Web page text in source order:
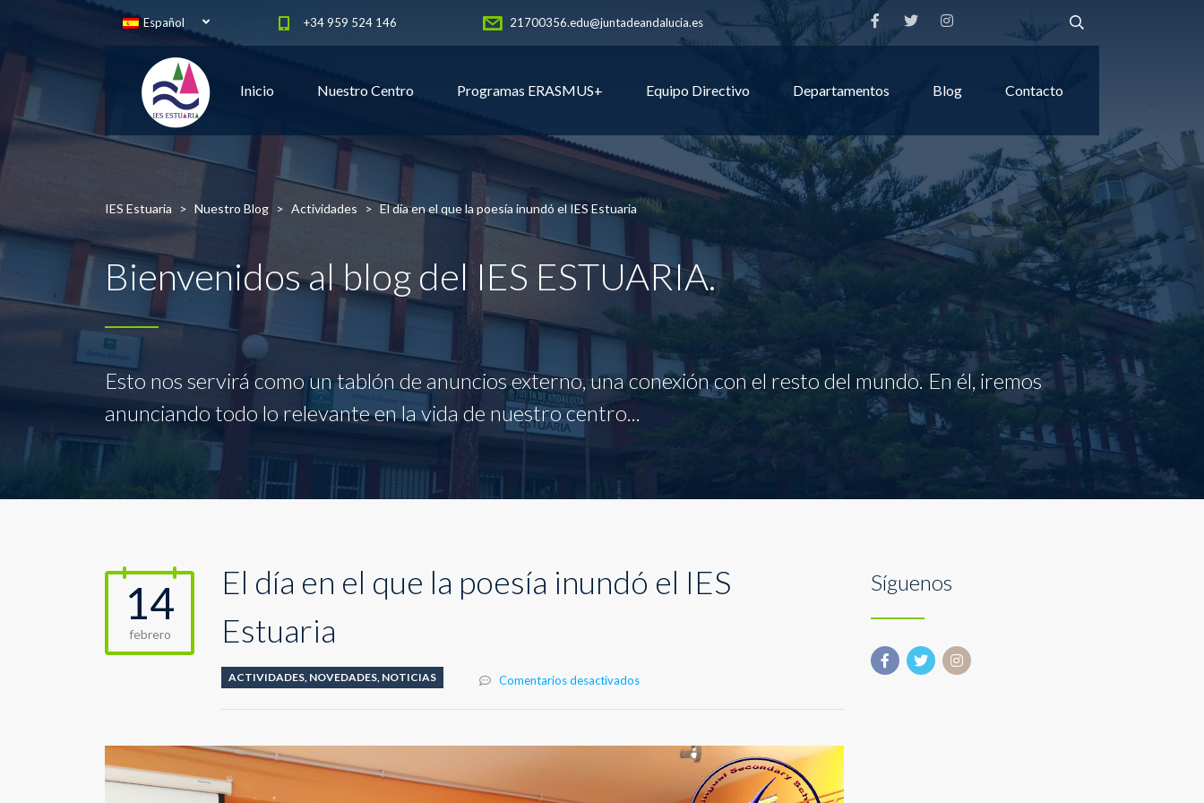
Español +34 959 524 146 21700356.edu@juntadeandalucia.es
Inicio Nuestro Centro Programas ERASMUS+ Equipo Directivo Departamentos Blog Contacto
IES Estuaria > Nuestro Blog > Actividades > El día en el que la poesía inundó el IES Estuaria
Bienvenidos al blog del IES ESTUARIA.
Esto nos servirá como un tablón de anuncios externo, una conexión con el resto del mundo. En él, iremos
anunciando todo lo relevante en la vida de nuestro centro...
14
febrero
El día en el que la poesía inundó el IES
Estuaria
ACTIVIDADES, NOVEDADES, NOTICIAS Comentarios desactivadosen
El
Síguenos